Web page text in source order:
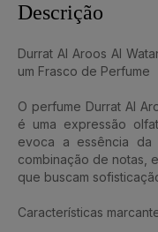
Descrição
Durrat Al Aroos Al
um Frasco de Perfume
O perfume Durrat Al
é uma expressão
evoca a essência da
combinação de notas,
que buscam
Características